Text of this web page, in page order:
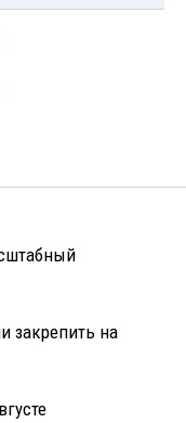
закрепить на